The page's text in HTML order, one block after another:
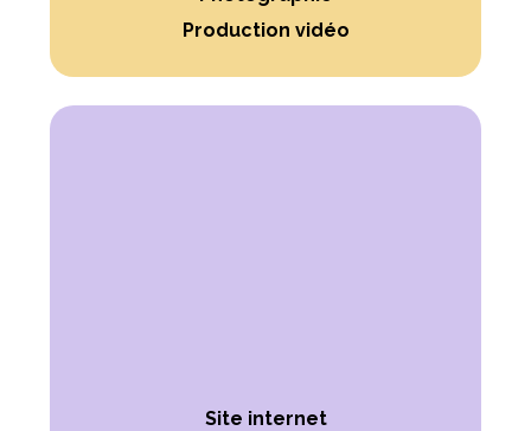
Production vidéo
Site internet